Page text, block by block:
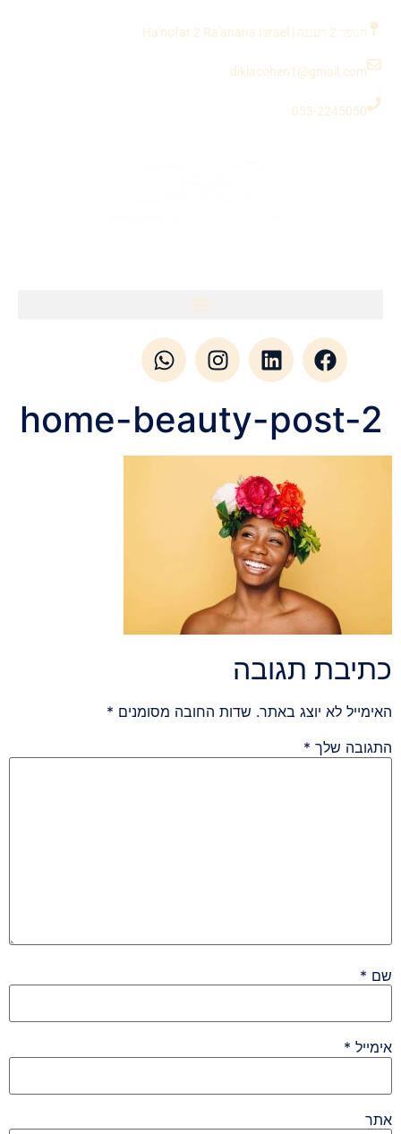
הנופר 2 רעננה | Ha'nofar 2 Ra'anana Israel
diklacohen1@gmail.com
053-2245050
home-beauty-post-2
כתיבת תגובה
האימייל לא יוצג באתר. שדות החובה מסומנים *
התגובה שלך *
שם *
אימייל *
אתר